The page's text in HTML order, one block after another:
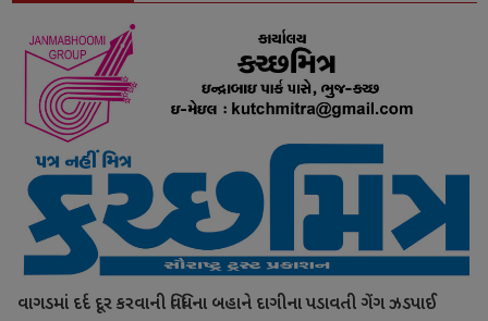
વાગડમાં દર્દ દૂર કરવાની વિધિના બહાને દાગીના પડાવતી ગેંગ ઝડપાઈ